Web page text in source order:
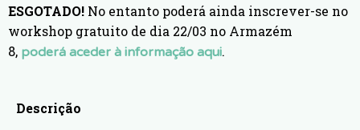
ESGOTADO! No entanto poderá ainda inscrever-se no
workshop gratuito de dia 22/03 no Armazém
8, poderá aceder à informação aqui.
Descrição